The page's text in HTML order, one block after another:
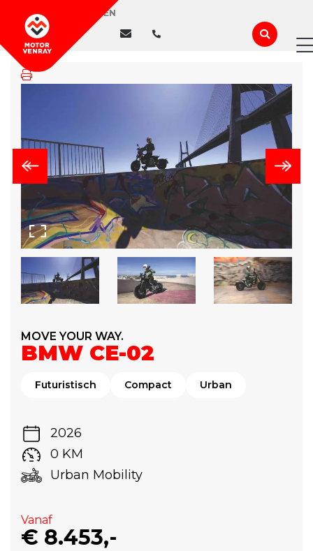
WIJ ZIJN GESLOTEN
MOVE YOUR WAY.
BMW CE-02
Futuristisch Compact Urban
2026
0 KM
Urban Mobility
Vanaf
€ 8.453,-